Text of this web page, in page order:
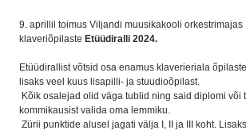
9. aprillil toimus Viljandi muusikakooli orkestrimajas
klaveriõpilaste Etüüdiralli 2024.
Etüüdirallist võtsid osa enamus klaverieriala
lisaks veel kuus lisapilli- ja stuudioõpilast.
Kõik osalejad olid väga tublid ning said diplomi või
kommikausist valida oma lemmiku.
Zürii punktide alusel jagati välja I, II ja III koht.